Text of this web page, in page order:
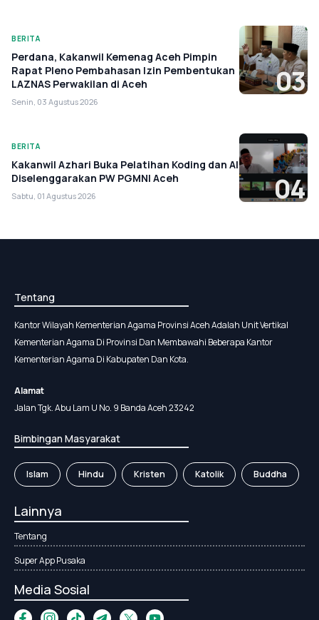
BERITA
Perdana, Kakanwil Kemenag Aceh Pimpin
Rapat Pleno Pembahasan Izin Pembentukan
LAZNAS Perwakilan di Aceh
Senin, 03 Agustus 2026
03
BERITA
Kakanwil Azhari Buka Pelatihan Koding dan AI
Diselenggarakan PW PGMNI Aceh
Sabtu, 01 Agustus 2026 04
Tentang
Kantor Wilayah Kementerian Agama Provinsi Aceh Adalah Unit Vertikal
Kementerian Agama Di Provinsi Dan Membawahi Beberapa Kantor
Kementerian Agama Di Kabupaten Dan Kota.
Alamat
Jalan Tgk. Abu Lam U No. 9 Banda Aceh 23242
Bimbingan Masyarakat
Islam Hindu Kristen Katolik Buddha
Lainnya
Tentang
Super App Pusaka
Media Sosial